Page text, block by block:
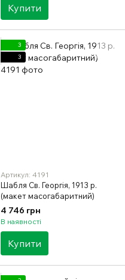
Купити
3
3
Артикул: 4191
Шабля Св. Георгія, 1913 р.
(макет масогабаритний)
4 746 грн
В наявності
Купити